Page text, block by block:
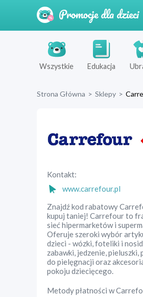
Wszystkie Edukacja
Strona Główna > Sklepy >
Kontakt:
www.carrefour.pl
Znajdź kod rabatowy
kupuj taniej! Carrefour to
sieć hipermarketów i
Oferuje szeroki wybór
dzieci - wózki, foteliki i
zabawki, jedzenie, pieluszki,
do pielęgnacji oraz
pokoju dziecięcego.
Metody płatności w